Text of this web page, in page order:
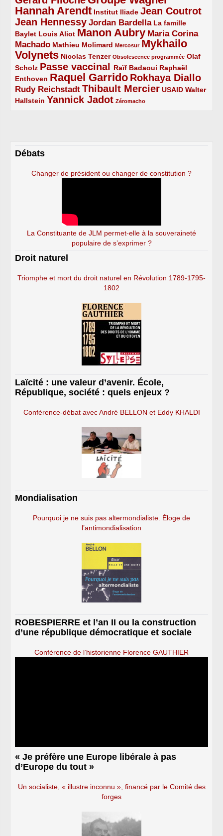
Hannah Arendt
5/5 Institut Iliade
2/5 Jean Coutrot
4/5
Jean Hennessy
4/5 Jordan Bardella
3/5
La famille
Baylet
2/5 Louis Aliot
2/5 Manon Aubry
5/5
Maria Corina
Machado
3/5 Mathieu Molimard
2/5 Mercosur
1/5
Mykhailo
Volynets
5/5 Nicolas Tenzer
2/5 Obsolescence programmée
1/5
Olaf
Scholz
2/5 Passe vaccinal
4/5 Raïf Badaoui
2/5
Raphaël
Enthoven
2/5 Raquel Garrido
5/5 Rokhaya Diallo
4/5
Rudy Reichstadt
3/5 Thibault Mercier
4/5 USAID
2/5
Walter
Hallstein
2/5 Yannick Jadot
4/5 Zéromacho
1/5
Débats
Changer de président ou changer de constitution ?
La Constituante de JLM permet-elle à la souveraineté
populaire de s’exprimer ?
Droit naturel
Triomphe et mort du droit naturel en Révolution 1789-1795-
1802
Laïcité : une valeur d’avenir. École,
République, société : quels enjeux ?
Conférence-débat avec André BELLON et Eddy KHALDI
Mondialisation
Pourquoi je ne suis pas altermondialiste. Éloge de
l’antimondialisation
ROBESPIERRE et l’an II ou la construction
d’une république démocratique et sociale
Conférence de l’historienne Florence GAUTHIER
« Je préfère une Europe libérale à pas
d’Europe du tout »
Un socialiste, « illustre inconnu », financé par le Comité des
forges